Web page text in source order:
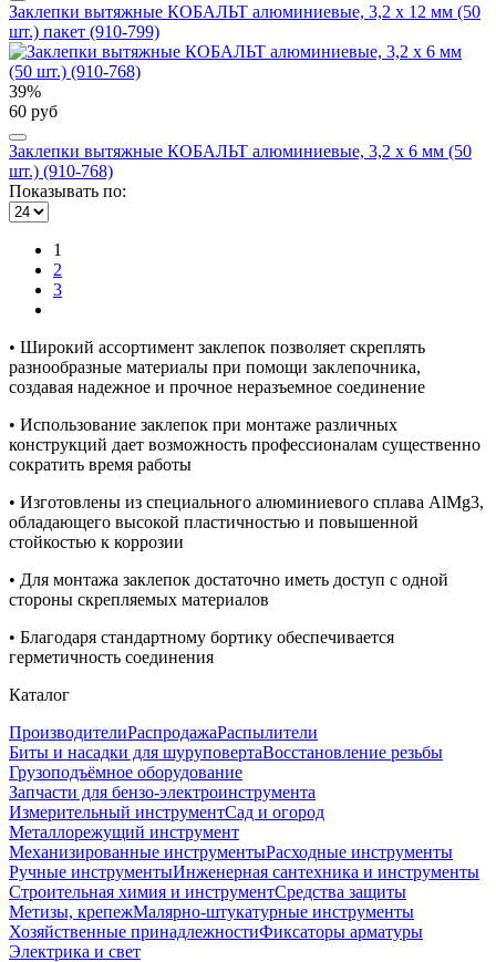
Заклепки вытяжные КОБАЛЬТ алюминиевые, 3,2 х 12 мм (50
шт.) пакет (910-799)
39%
60 руб
Заклепки вытяжные КОБАЛЬТ алюминиевые, 3,2 х 6 мм (50
шт.) (910-768)
Показывать по:
1
2
3
• Широкий ассортимент заклепок позволяет скреплять
разнообразные материалы при помощи заклепочника,
создавая надежное и прочное неразъемное соединение
• Использование заклепок при монтаже различных
конструкций дает возможность профессионалам существенно
сократить время работы
• Изготовлены из специального алюминиевого сплава AlMg3,
обладающего высокой пластичностью и повышенной
стойкостью к коррозии
• Для монтажа заклепок достаточно иметь доступ с одной
стороны скрепляемых материалов
• Благодаря стандартному бортику обеспечивается
герметичность соединения
Каталог
ПроизводителиРаспродажаРаспылители
Биты и насадки для шуруповертаВосстановление резьбы
Грузоподъёмное оборудование
Запчасти для бензо-электроинструмента
Измерительный инструментСад и огород
Металлорежущий инструмент
Механизированные инструментыРасходные инструменты
Ручные инструментыИнженерная сантехника и инструменты
Строительная химия и инструментСредства защиты
Метизы, крепежМалярно-штукатурные инструменты
Хозяйственные принадлежностиФиксаторы арматуры
Электрика и свет